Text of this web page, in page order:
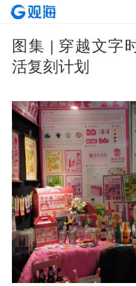
图集 | 穿越文字
活复刻计划